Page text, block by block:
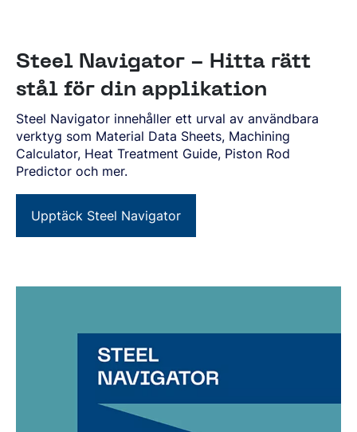
Steel Navigator - Hitta rätt
stål för din applikation
Steel Navigator innehåller ett urval av användbara
verktyg som Material Data Sheets, Machining
Calculator, Heat Treatment Guide, Piston Rod
Predictor och mer.
Upptäck Steel Navigator